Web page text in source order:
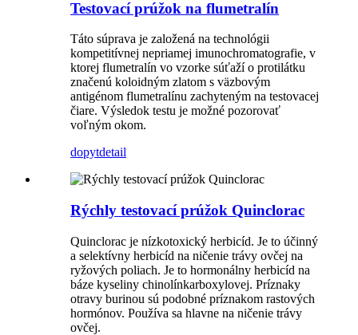
Testovací prúžok na flumetralín
Táto súprava je založená na technológii
kompetitívnej nepriamej imunochromatografie, v
ktorej flumetralín vo vzorke súťaží o protilátku
značenú koloidným zlatom s väzbovým
antigénom flumetralínu zachyteným na testovacej
čiare. Výsledok testu je možné pozorovať
voľným okom.
dopytdetail
Rýchly testovací prúžok Quinclorac
Quinclorac je nízkotoxický herbicíd. Je to účinný
a selektívny herbicíd na ničenie trávy ovčej na
ryžových poliach. Je to hormonálny herbicíd na
báze kyseliny chinolínkarboxylovej. Príznaky
otravy burinou sú podobné príznakom rastových
hormónov. Používa sa hlavne na ničenie trávy
ovčej.